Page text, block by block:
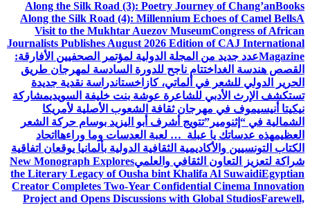
Along the Silk Road (3): Poetry Journey of Chang’anBooks
Along the Silk Road (4): Millennium Echoes of Camel BellsA
Visit to the Mukhtar Auezov MuseumCongress of African
Journalists Publishes August 2026 Edition of CAJ International
Magazineعدد جديد من المجلة الدولية لمؤتمر الصحفيين الأفارقة:
القصص هندسة الغد اختتام ناجح للدورة السادسة لمهرجان طريق
الحرير الدولي للشعر في ألماتي، كازاخستاندراسة نقدية جديدة
تستكشف الإرث الأدبي للشاعرة عوشة بنت خليفة السويديمشاركة
نيكيتا أنيسيموف في مهرجان ثقافة الشعوب الأصلية لأمريكا
الشمالية في “إثنومير”تتويج أشرف أبو اليزيد بوسام حركة الشعر
العظيمهذه عدساتك يا عبلة … لعبة العدسات وما وراءها اتحاد
الكتاب التونسيين والأكاديمية الثقافية الدولية بألمانيا يوقعان اتفاقية
شراكة لتعزيز التعاون الثقافي والعلميNew Monograph Explores
the Literary Legacy of Ousha bint Khalifa Al SuwaidiEgyptian
Creator Completes Two-Year Confidential Cinema Innovation
Project and Opens Discussions with Global StudiosFarewell,